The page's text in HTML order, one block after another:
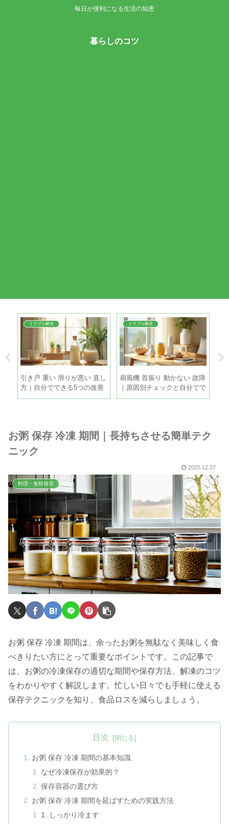
毎日が便利になる生活の知恵
暮らしのコツ
トラブル解決
引き戸 重い 滑りが悪い 直し
方｜自分でできる5つの改善
策
トラブル解決
扇風機 首振り 動かない 故障
｜原因別チェックと自分でで
きる直し方
お粥 保存 冷凍 期間｜長持ちさせる簡単テク
ニック
2025.12.07
料理・食材保存
お粥 保存 冷凍 期間は、余ったお粥を無駄なく美味しく食
べきりたい方にとって重要なポイントです。この記事で
は、お粥の冷凍保存の適切な期間や保存方法、解凍のコツ
をわかりやすく解説します。忙しい日々でも手軽に使える
保存テクニックを知り、食品ロスを減らしましょう。
目次
お粥 保存 冷凍 期間の基本知識
なぜ冷凍保存が効果的？
保存容器の選び方
お粥 保存 冷凍 期間を延ばすための実践方法
1. しっかり冷ます